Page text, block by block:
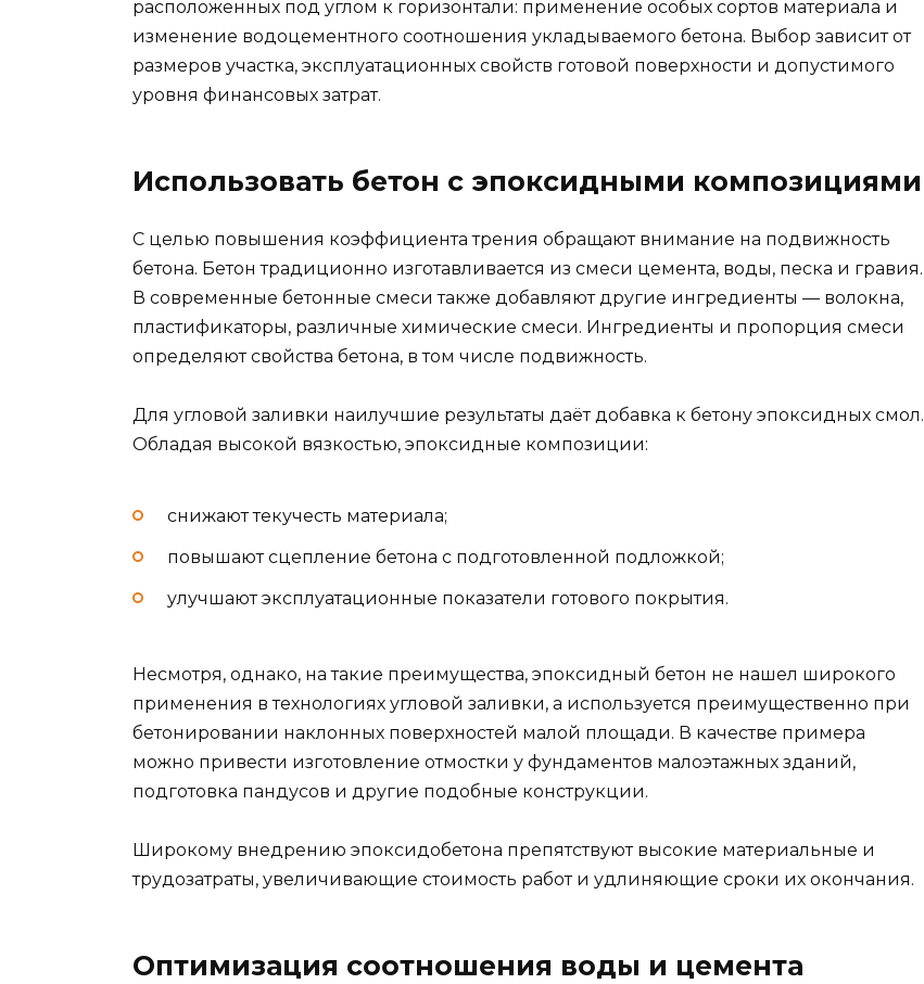
расположенных под углом к горизонтали: применение особых сортов материала и
изменение водоцементного соотношения укладываемого бетона. Выбор зависит от
размеров участка, эксплуатационных свойств готовой поверхности и допустимого
уровня финансовых затрат.
Использовать бетон с эпоксидными композициями
С целью повышения коэффициента трения обращают внимание на подвижность
бетона. Бетон традиционно изготавливается из смеси цемента, воды, песка и гравия.
В современные бетонные смеси также добавляют другие ингредиенты — волокна,
пластификаторы, различные химические смеси. Ингредиенты и пропорция смеси
определяют свойства бетона, в том числе подвижность.
Для угловой заливки наилучшие результаты даёт добавка к бетону эпоксидных смол.
Обладая высокой вязкостью, эпоксидные композиции:
снижают текучесть материала;
повышают сцепление бетона с подготовленной подложкой;
улучшают эксплуатационные показатели готового покрытия.
Несмотря, однако, на такие преимущества, эпоксидный бетон не нашел широкого
применения в технологиях угловой заливки, а используется преимущественно при
бетонировании наклонных поверхностей малой площади. В качестве примера
можно привести изготовление отмостки у фундаментов малоэтажных зданий,
подготовка пандусов и другие подобные конструкции.
Широкому внедрению эпоксидобетона препятствуют высокие материальные и
трудозатраты, увеличивающие стоимость работ и удлиняющие сроки их окончания.
Оптимизация соотношения воды и цемента